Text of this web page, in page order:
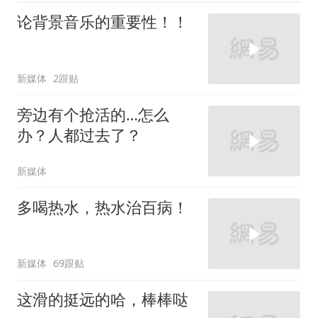
论背景音乐的重要性！！
新媒体 2跟贴
旁边有个抢活的…怎么
办？人都过去了？
新媒体
多喝热水，热水治百病！
新媒体 69跟贴
这滑的挺远的哈，棒棒哒